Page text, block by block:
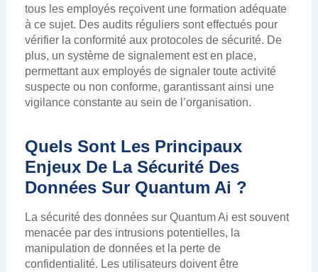
tous les employés reçoivent une formation adéquate
à ce sujet. Des audits réguliers sont effectués pour
vérifier la conformité aux protocoles de sécurité. De
plus, un système de signalement est en place,
permettant aux employés de signaler toute activité
suspecte ou non conforme, garantissant ainsi une
vigilance constante au sein de l’organisation.
Quels Sont Les Principaux
Enjeux De La Sécurité Des
Données Sur Quantum Ai ?
La sécurité des données sur Quantum Ai est souvent
menacée par des intrusions potentielles, la
manipulation de données et la perte de
confidentialité. Les utilisateurs doivent être